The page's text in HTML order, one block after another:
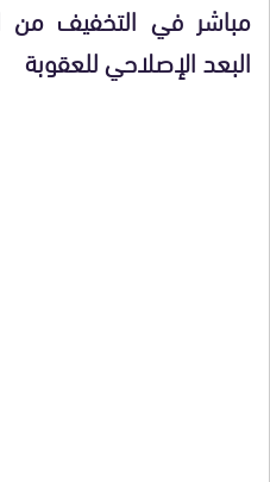
مباشر في التخفيف من
البعد الإصلاحي للعقوبة